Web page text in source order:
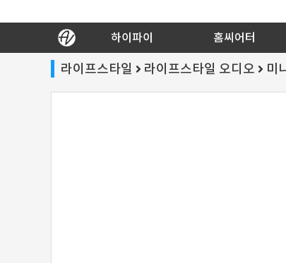
하이파이 홈씨어터
라이프스타일 라이프스타일 오디오 미